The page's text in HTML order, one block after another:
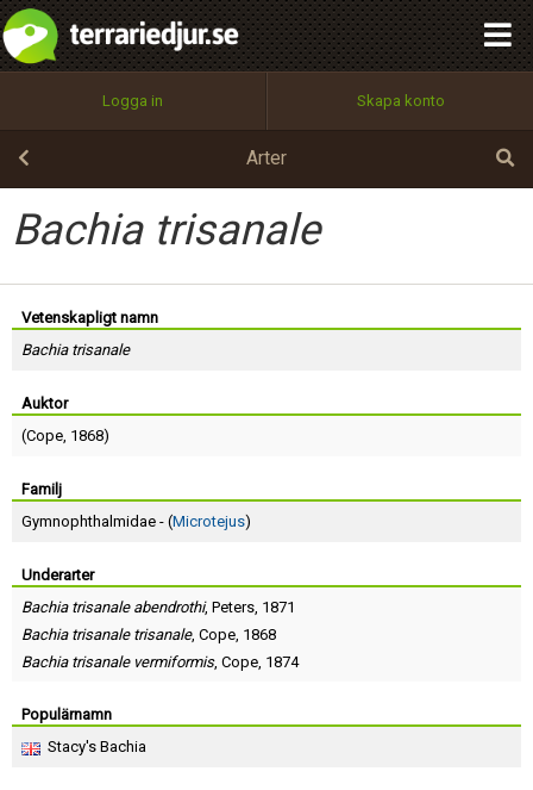
Logga in Skapa konto
Arter
Bachia trisanale
Vetenskapligt namn
Bachia trisanale
Auktor
(Cope, 1868)
Familj
Gymnophthalmidae - (Microtejus)
Underarter
Bachia trisanale abendrothi, Peters, 1871
Bachia trisanale trisanale, Cope, 1868
Bachia trisanale vermiformis, Cope, 1874
Populärnamn
Stacy's Bachia
Utför
100%
OK
integritetspolicy
Namn:
Epost:
Lösenord:
Terms of Service
Skapa konto
Begär nytt lösenord
Tillbaka till förstasidan